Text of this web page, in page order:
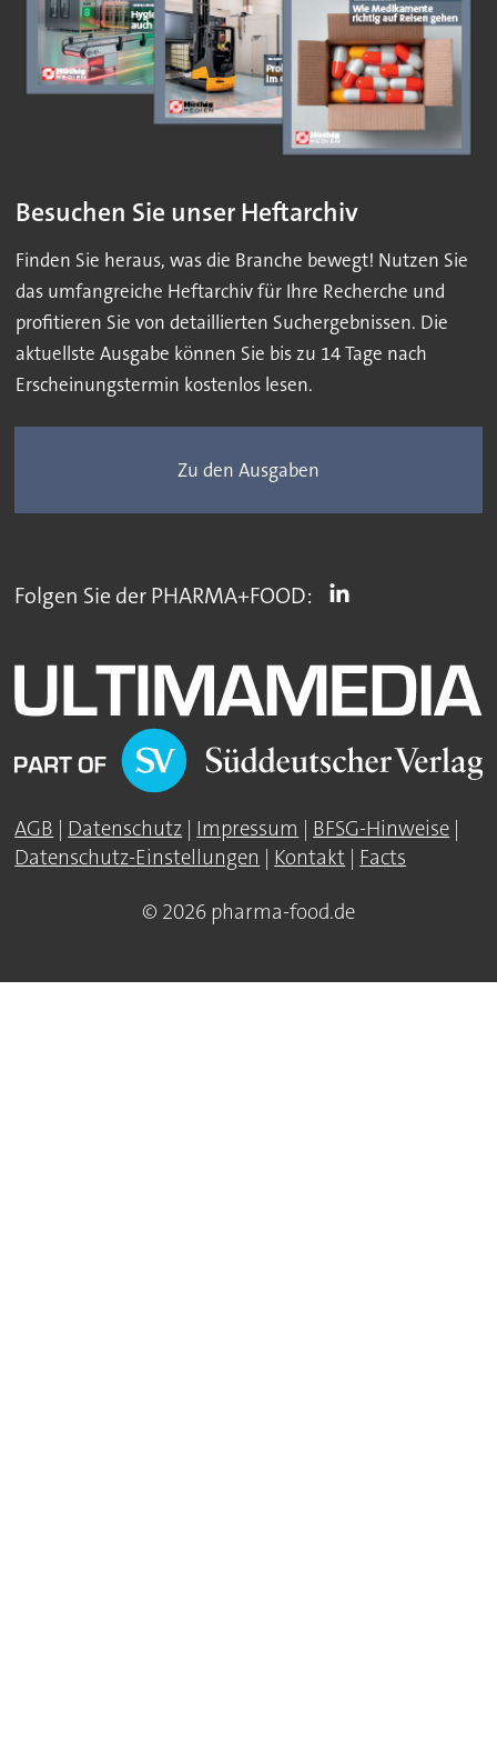
Besuchen Sie unser Heftarchiv
Finden Sie heraus, was die Branche bewegt! Nutzen Sie
das umfangreiche Heftarchiv für Ihre Recherche und
profitieren Sie von detaillierten Suchergebnissen. Die
aktuellste Ausgabe können Sie bis zu 14 Tage nach
Erscheinungstermin kostenlos lesen.
Zu den Ausgaben
Folgen Sie der PHARMA+FOOD:
AGB | Datenschutz | Impressum | BFSG-Hinweise |
Datenschutz-Einstellungen | Kontakt | Facts
© 2026 pharma-food.de